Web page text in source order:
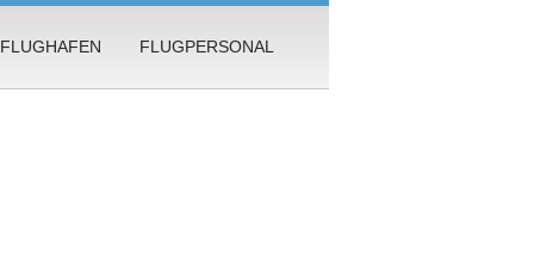
FLUGHAFEN FLUGPERSONAL